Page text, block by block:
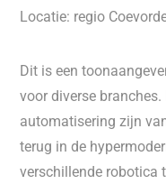
Locatie: regio
Dit is een
voor diverse
automatisering zijn
terug in de
verschillende robotica